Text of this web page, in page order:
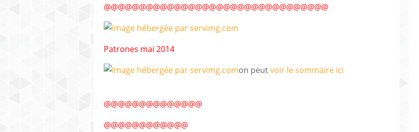
@@@@@@@@@@@@@@@@@@@@@@@@@@@@@@@@
Patrones mai 2014
on peutvoir le sommaire ici
@@@@@@@@@@@@@@
@@@@@@@@@@@@